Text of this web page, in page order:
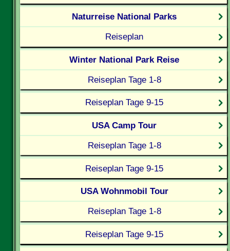
Naturreise National Parks
Reiseplan
Winter National Park Reise
Reiseplan Tage 1-8
Reiseplan Tage 9-15
USA Camp Tour
Reiseplan Tage 1-8
Reiseplan Tage 9-15
USA Wohnmobil Tour
Reiseplan Tage 1-8
Reiseplan Tage 9-15